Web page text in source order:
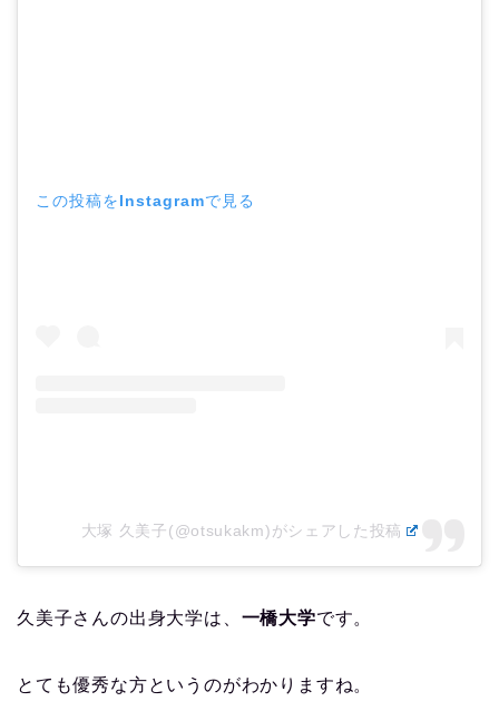
この投稿をInstagramで見る
大塚 久美子(@otsukakm)がシェアした投稿
久美子さんの出身大学は、 一橋大学です。
とても優秀な方というのがわかりますね。